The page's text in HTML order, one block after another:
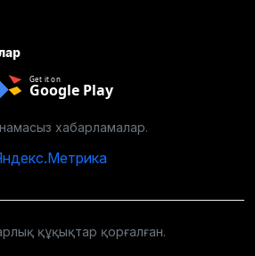
Get it on
Google Play
хабарламалар.
құқықтар қорғалған.